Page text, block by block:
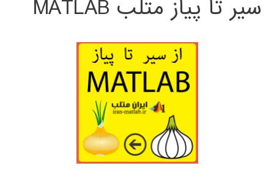
سیر تا پیاز متلب MATLAB